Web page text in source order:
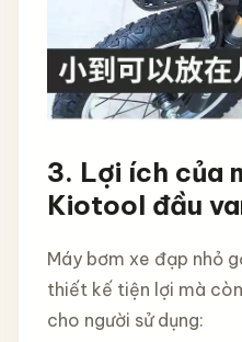
3. Lợi ích của
Kiotool đầu
Máy bơm xe đạp nhỏ
thiết kế tiện lợi mà
cho người sử dụng: